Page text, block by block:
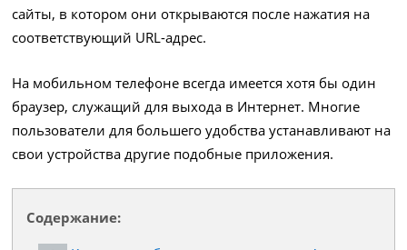
сайты, в котором они открываются после нажатия на
соответствующий URL-адрес.
На мобильном телефоне всегда имеется хотя бы один
браузер, служащий для выхода в Интернет. Многие
пользователи для большего удобства устанавливают на
свои устройства другие подобные приложения.
Содержание: